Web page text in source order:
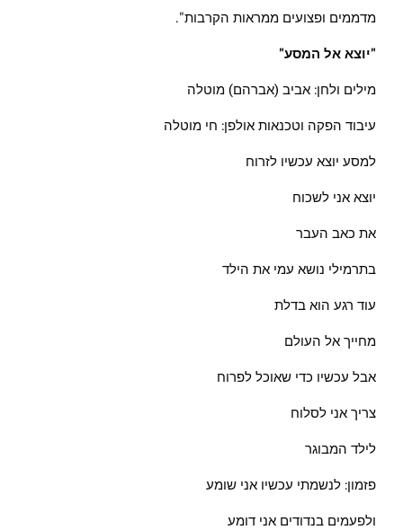
מדממים ופצועים ממראות הקרבות".
"יוצא אל המסע"
מילים ולחן: אביב (אברהם) מוטלה
עיבוד הפקה וטכנאות אולפן: חי מוטלה
למסע יוצא עכשיו לזרוח
יוצא אני לשכוח
את כאב העבר
בתרמילי נושא עמי את הילד
עוד רגע הוא בדלת
מחייך אל העולם
אבל עכשיו כדי שאוכל לפרוח
צריך אני לסלוח
לילד המבוגר
פזמון: לנשמתי עכשיו אני שומע
ולפעמים בנדודים אני דומע